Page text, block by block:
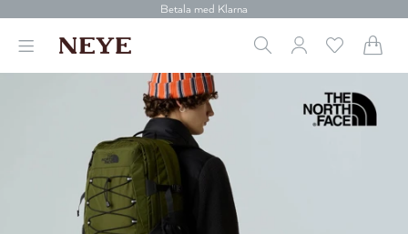
30 dagars retur
Betala med Klarna
Leverans 1-4 arbetsdagar
Vi donerar till cancerforskning
30 dagars retur
Betala med Klarna